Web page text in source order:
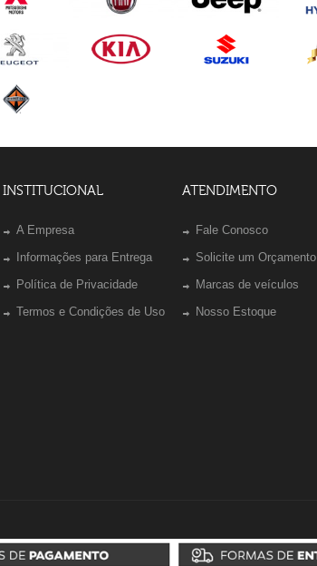
INSTITUCIONAL
A Empresa
Informações para Entrega
Política de Privacidade
Termos e Condições de Uso
ATENDIMENTO
Fale Conosco
Solicite um Orçamento
Marcas de veículos
Nosso Estoque